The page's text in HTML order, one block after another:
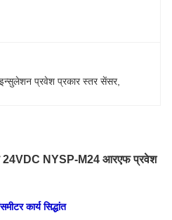
इन्सुलेशन प्रवेश प्रकार स्तर सेंसर,
24VDC NYSP-M24 आरएफ प्रवेश
कार्य सिद्धांत